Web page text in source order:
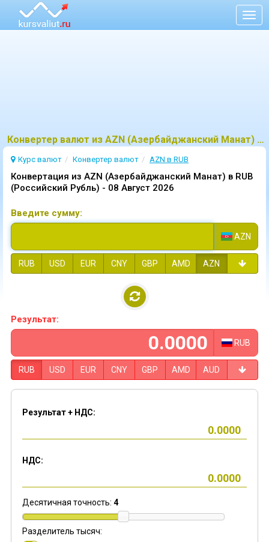
Конвертер валют из AZN (Азербайджанский Манат) в RUB (Российский Рубль)
Курс валют Конвертер валют AZN в RUB
Конвертация из AZN (Азербайджанский Манат) в RUB
(Российский Рубль) - 08 Август 2026
Введите сумму:
AZN
RUB USD EUR CNY GBP AMD AZN
Результат:
RUB
RUB USD EUR CNY GBP AMD AUD
Результат + НДС:
НДС:
Десятичная точность: 4
Разделитель тысяч: